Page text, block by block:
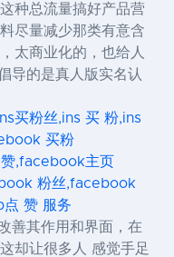
种总流量搞好产品营
尽量减少那类有意含
太商业化的，也给人
导的是真人版实名认
买粉丝,ins 买 粉,ins
买粉
,facebook主页
粉丝,facebook
赞 服务
善其作用和界面，在
却让很多人 感觉手足